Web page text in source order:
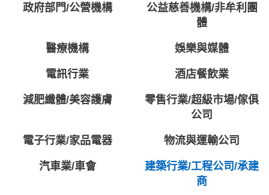
政府部門/公營機構
公益慈善機構/非牟利團
體
醫療機構 娛樂與媒體
電訊行業 酒店餐飲業
減肥纖體/美容護膚
零售行業/超級市場/傢俱
公司
電子行業/家品電器 物流與運輸公司
汽車業/車會
建築行業/工程公司/承建
商